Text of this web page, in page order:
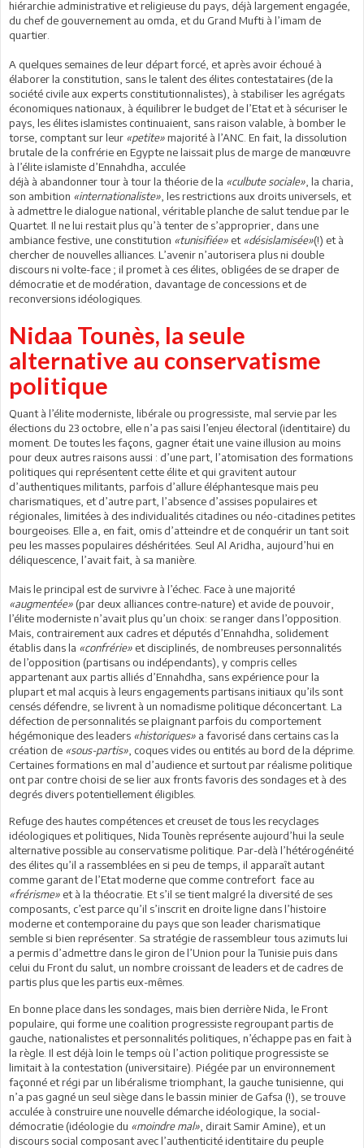
hiérarchie administrative et religieuse du pays, déjà largement engagée,
du chef de gouvernement au omda, et du Grand Mufti à l’imam de
quartier.
A quelques semaines de leur départ forcé, et après avoir échoué à
élaborer la constitution, sans le talent des élites contestataires (de la
société civile aux experts constitutionnalistes), à stabiliser les agrégats
économiques nationaux, à équilibrer le budget de l’Etat et à sécuriser le
pays, les élites islamistes continuaient, sans raison valable, à bomber le
torse, comptant sur leur «petite»majorité à l’ANC. En fait, la dissolution
brutale de la confrérie en Egypte ne laissait plus de marge de manœuvre
à l’élite islamiste d’Ennahdha, acculée
déjà à abandonner tour à tour la théorie de la «culbute sociale» , la charia,
son ambition «internationaliste» , les restrictions aux droits universels, et
à admettre le dialogue national, véritable planche de salut tendue par le
Quartet. Il ne lui restait plus qu’à tenter de s’approprier, dans une
ambiance festive, une constitution «tunisifiée» et«désislamisée»(!) et à
chercher de nouvelles alliances. L’avenir n’autorisera plus ni double
discours ni volte-face ; il promet à ces élites, obligées de se draper de
démocratie et de modération, davantage de concessions et de
reconversions idéologiques.
Nidaa Tounès, la seule
alternative au conservatisme
politique
Quant à l’élite moderniste, libérale ou progressiste, mal servie par les
élections du 23 octobre, elle n’a pas saisi l’enjeu électoral (identitaire) du
moment. De toutes les façons, gagner était une vaine illusion au moins
pour deux autres raisons aussi : d’une part, l’atomisation des formations
politiques qui représentent cette élite et qui gravitent autour
d’authentiques militants, parfois d’allure éléphantesque mais peu
charismatiques, et d’autre part, l’absence d’assises populaires et
régionales, limitées à des individualités citadines ou néo-citadines petites
bourgeoises. Elle a, en fait, omis d’atteindre et de conquérir un tant soit
peu les masses populaires déshéritées. Seul Al Aridha, aujourd’hui en
déliquescence, l’avait fait, à sa manière.
Mais le principal est de survivre à l’échec. Face à une majorité
«augmentée» (par deux alliances contre-nature) et avide de pouvoir,
l’élite moderniste n’avait plus qu’un choix: se ranger dans l’opposition.
Mais, contrairement aux cadres et députés d’Ennahdha, solidement
établis dans la «confrérie» et disciplinés, de nombreuses personnalités
de l’opposition (partisans ou indépendants), y compris celles
appartenant aux partis alliés d’Ennahdha, sans expérience pour la
plupart et mal acquis à leurs engagements partisans initiaux qu’ils sont
censés défendre, se livrent à un nomadisme politique déconcertant. La
défection de personnalités se plaignant parfois du comportement
hégémonique des leaders «historiques» a favorisé dans certains cas la
création de «sous-partis» , coques vides ou entités au bord de la déprime.
Certaines formations en mal d’audience et surtout par réalisme politique
ont par contre choisi de se lier aux fronts favoris des sondages et à des
degrés divers potentiellement éligibles.
Refuge des hautes compétences et creuset de tous les recyclages
idéologiques et politiques, Nida Tounès représente aujourd’hui la seule
alternative possible au conservatisme politique. Par-delà l’hétérogénéité
des élites qu’il a rassemblées en si peu de temps, il apparaît autant
comme garant de l’Etat moderne que comme contrefort face au
«frérisme» et à la théocratie. Et s’il se tient malgré la diversité de ses
composants, c’est parce qu’il s’inscrit en droite ligne dans l’histoire
moderne et contemporaine du pays que son leader charismatique
semble si bien représenter. Sa stratégie de rassembleur tous azimuts lui
a permis d’admettre dans le giron de l’Union pour la Tunisie puis dans
celui du Front du salut, un nombre croissant de leaders et de cadres de
partis plus que les partis eux-mêmes.
En bonne place dans les sondages, mais bien derrière Nida, le Front
populaire, qui forme une coalition progressiste regroupant partis de
gauche, nationalistes et personnalités politiques, n’échappe pas en fait à
la règle. Il est déjà loin le temps où l’action politique progressiste se
limitait à la contestation (universitaire). Piégée par un environnement
façonné et régi par un libéralisme triomphant, la gauche tunisienne, qui
n’a pas gagné un seul siège dans le bassin minier de Gafsa (!), se trouve
acculée à construire une nouvelle démarche idéologique, la social-
démocratie (idéologie du «moindre mal» , dirait Samir Amine), et un
discours social composant avec l’authenticité identitaire du peuple